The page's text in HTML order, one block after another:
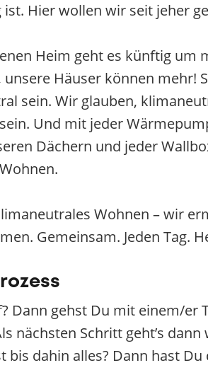
Hier wollen wir seit jeher
Heim geht es künftig um
Häuser können mehr!
sein. Wir glauben,
Und mit jeder
Dächern und jeder
Wohnen – wir
Gemeinsam. Jeden Tag.
Dann gehst Du mit einem/
nächsten Schritt geht’s
bis dahin alles? Dann hast